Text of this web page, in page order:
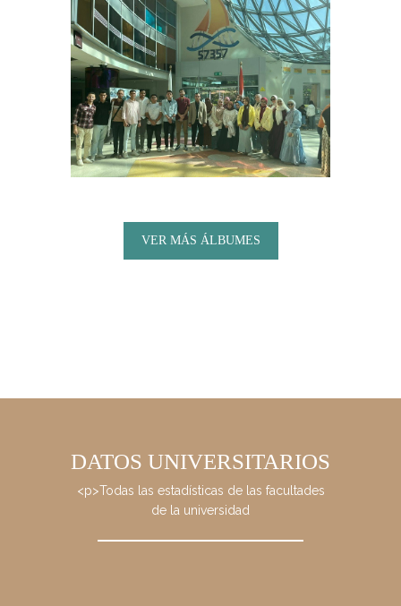
VER MÁS ÁLBUMES
DATOS UNIVERSITARIOS
<p>Todas las estadísticas de las facultades
de la universidad